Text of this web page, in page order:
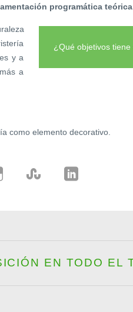
programática
¿Qué objetivos tiene
y a
a
como elemento decorativo.
EN TODO EL